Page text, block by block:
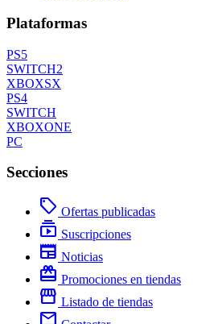
Plataformas
PS5
SWITCH2
XBOXSX
PS4
SWITCH
XBOXONE
PC
Secciones
local_offer Ofertas publicadas
subscriptions Suscripciones
newspaper Noticias
redeem Promociones en tiendas
storefront Listado de tiendas
mail